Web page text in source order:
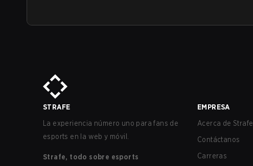
STRAFE
La experiencia número uno para fans de
esports en la web y móvil.
Strafe, todo sobre esports
EMPRESA
Acerca de Strafe
Contáctanos
Carreras